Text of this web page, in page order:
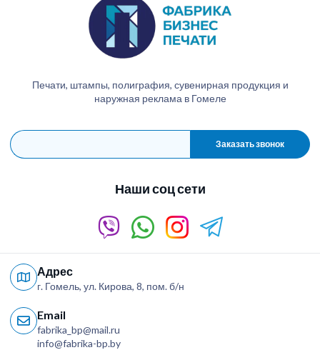
Печати, штампы, полиграфия, сувенирная продукция и
наружная реклама в Гомеле
Заказать звонок
Наши соц сети
Адрес
г. Гомель, ул. Кирова, 8, пом. б/н
Email
fabrika_bp@mail.ru
info@fabrika-bp.by